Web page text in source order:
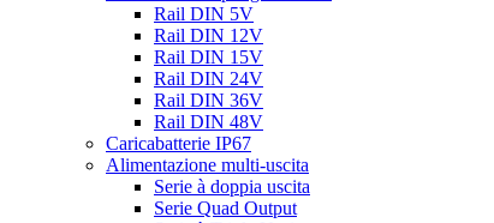
Rail DIN 5V
Rail DIN 12V
Rail DIN 15V
Rail DIN 24V
Rail DIN 36V
Rail DIN 48V
Caricabatterie IP67
Alimentazione multi-uscita
Serie à doppia uscita
Serie Quad Output